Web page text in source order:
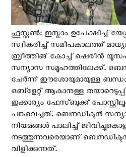
ഹൂസ്റ്റണ്‍: ഇസ്ലാം ഉപേക്ഷിച്ച്
സ്വീകരിച്ച് സമീപകാലത്ത്
ബ്രീത്തിങ് കോച്ച് ഷെരീൻ
സന്യാസ സമൂഹത്തിലേക്ക്.
ചേര്‍ന്ന് ഈശോയുമായുള്ള
ഒബ്ളേറ്റ് ആകാനുള്ള
ഇക്കാര്യം ഫേസ്ബുക്ക്
പങ്കുവെച്ചത്. ബെനഡിക്ടൻ
നിയമങ്ങൾ പാലിച്ച്
നടത്തുന്നവരെയാണ്
വിളിക്കുന്നത്.